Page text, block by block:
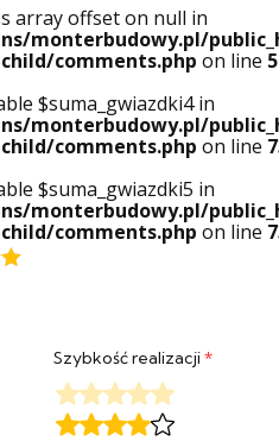
array offset on null in
monterbudowy.pl/
comments.php on line
$suma_gwiazdki4 in
monterbudowy.pl/
comments.php on line
$suma_gwiazdki5 in
monterbudowy.pl/
comments.php on line
Szybkość realizacji*